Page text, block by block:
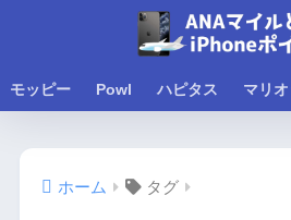
モッピー Powl ハピタス マリオ
ホーム タグ